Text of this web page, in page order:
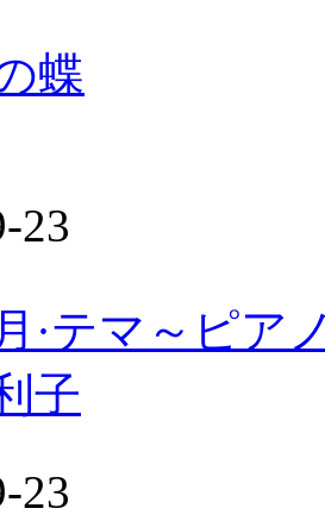
蝶
23
·テマ～ピア
子
23